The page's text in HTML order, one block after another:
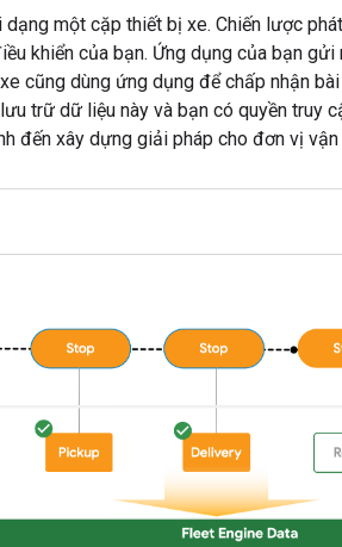
dạng một cặp thiết bị xe. Chiến lược
khiển của bạn. Ứng dụng của bạn
cũng dùng ứng dụng để chấp nhận
trữ dữ liệu này và bạn có quyền truy
đến xây dựng giải pháp cho đơn vị